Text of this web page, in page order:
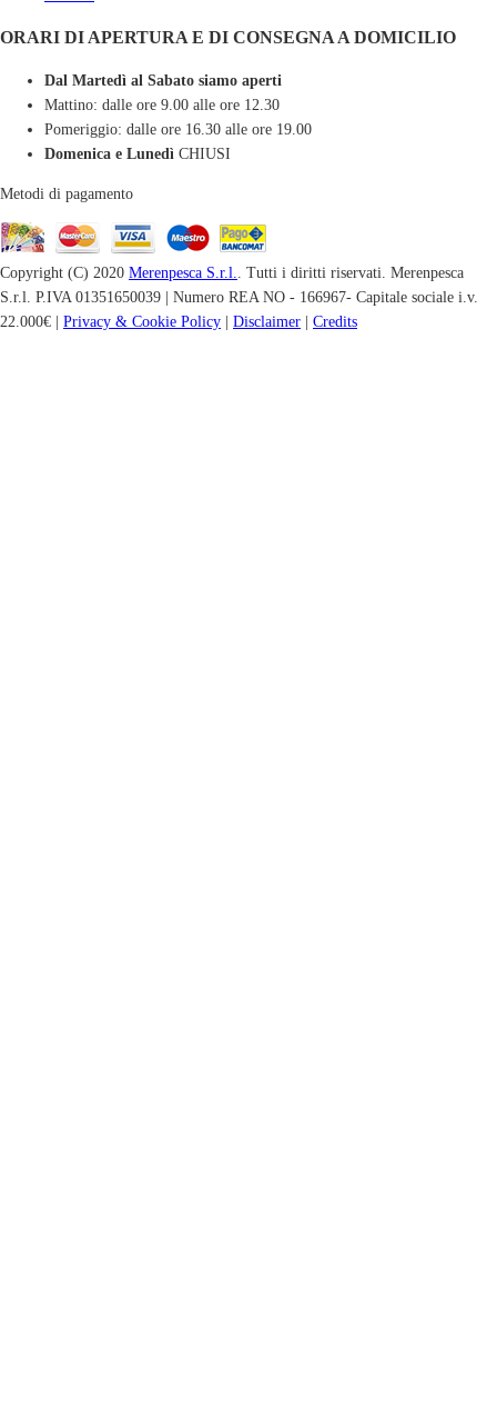
ORARI DI APERTURA E DI CONSEGNA A DOMICILIO
Dal Martedì al Sabato siamo aperti
Mattino: dalle ore 9.00 alle ore 12.30
Pomeriggio: dalle ore 16.30 alle ore 19.00
Domenica e Lunedì CHIUSI
Metodi di pagamento
Copyright (C) 2020 Merenpesca S.r.l.
. Tutti i diritti riservati. Merenpesca
S.r.l. P.IVA 01351650039 | Numero REA NO - 166967- Capitale sociale i.v.
22.000€ | Privacy & Cookie Policy Disclaimer Credits